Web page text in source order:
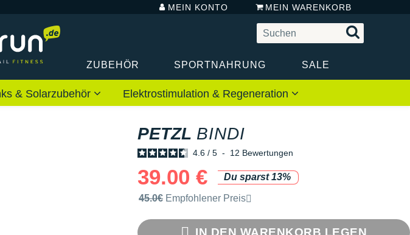
MEIN KONTO MEIN WARENKORB
ZUBEHÖR SPORTNAHRUNG SALE
& Solarzubehör Elektrostimulation & Regeneration
PETZL BINDI
4.6 / 5 - 12 Bewertungen
39.00 €
Du sparst 13%
Unverbindliche Preisempfehlung der Marke
45.0€ Empfohlener Preis